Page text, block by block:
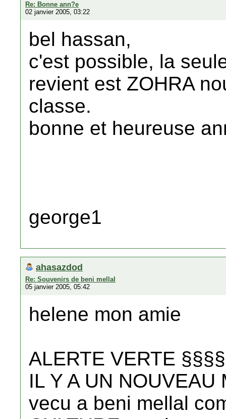
Re: Bonne ann?e
02 janvier 2005, 03:22
bel hassan,
c'est possible, la
revient est ZOHRA
classe.
bonne et heureuse
george1
ahasazdod
Re: Souvenirs de beni mellal
05 janvier 2005, 05:42
helene mon amie
ALERTE VERTE
IL Y A UN
vecu a beni mellal